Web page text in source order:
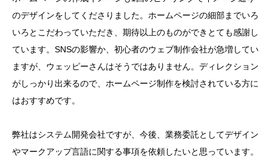
のデザインをしてくださりました。ホームページの細部までいろ
いろとこだわっていただき、期待以上のものができとても感謝し
ています。SNSの影響か、初心者のウェブ制作会社が急増してい
ますが、ウェッピーさんはそうではありません。ディレクション
がしっかり出来るので、ホームページ制作を検討されている方に
はおすすめです。
弊社はシステム開発会社ですが、今後、業務委託としてデザイン
やマークアップ言語に関する事項を依頼したいと思っています。